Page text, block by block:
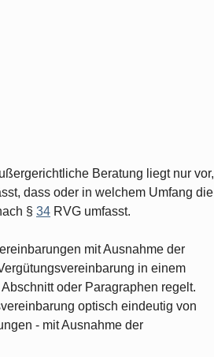
Beratung liegt nur vor,
dass oder in welchem Umfang die
§ 34 RVG umfasst.
mit Ausnahme der
in einem
oder Paragraphen regelt.
optisch eindeutig von
- mit Ausnahme der